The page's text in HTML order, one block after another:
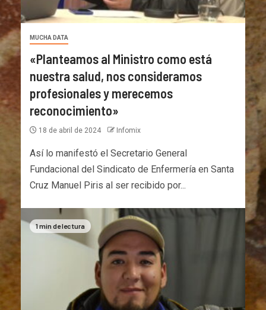
MUCHA DATA
«Planteamos al Ministro como está
nuestra salud, nos consideramos
profesionales y merecemos
reconocimiento»
18 de abril de 2024 Infomix
Así lo manifestó el Secretario General
Fundacional del Sindicato de Enfermería en Santa
Cruz Manuel Piris al ser recibido por...
1 min de lectura